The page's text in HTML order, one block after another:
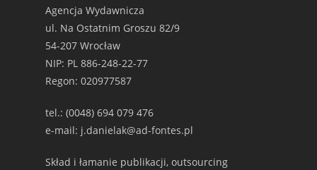
Agencja Wydawnicza
ul. Na Ostatnim Groszu 82/9
54-207 Wrocław
NIP: PL 886-248-22-77
Regon: 020977587
tel.: (0048) 694 079 476
e-mail: j.danielak@ad-fontes.pl
Skład i łamanie publikacji, outsourcing